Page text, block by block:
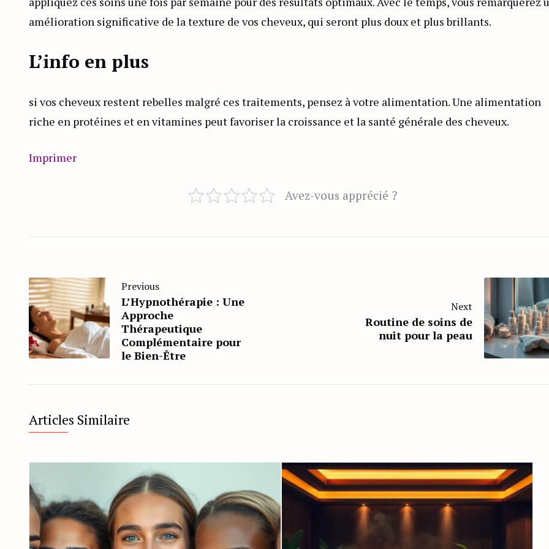
amélioration significative de la texture de vos cheveux, qui seront plus doux et plus brillants.
L’info en plus
si vos cheveux restent rebelles malgré ces traitements, pensez à votre alimentation. Une alimentation
riche en protéines et en vitamines peut favoriser la croissance et la santé générale des cheveux.
Imprimer
Avez-vous apprécié ?
Previous
L’Hypnothérapie : Une
Approche
Thérapeutique
Complémentaire pour
le Bien-Être
Next
Routine de soins de
nuit pour la peau
Articles Similaire